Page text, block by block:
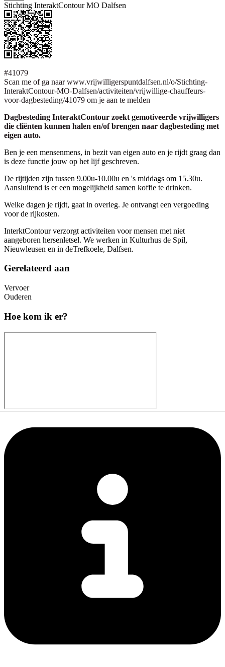
Stichting InteraktContour MO Dalfsen
#41079
Scan me of ga naar www.vrijwilligerspuntdalfsen.nl/o/Stichting-
InteraktContour-MO-Dalfsen/activiteiten/vrijwillige-chauffeurs-
voor-dagbesteding/41079 om je aan te melden
Dagbesteding InteraktContour zoekt gemotiveerde vrijwilligers
die cliënten kunnen halen en/of brengen naar dagbesteding met
eigen auto.
Ben je een mensenmens, in bezit van eigen auto en je rijdt graag dan
is deze functie jouw op het lijf geschreven.
De rijtijden zijn tussen 9.00u-10.00u en 's middags om 15.30u.
Aansluitend is er een mogelijkheid samen koffie te drinken.
Welke dagen je rijdt, gaat in overleg. Je ontvangt een vergoeding
voor de rijkosten.
InterktContour verzorgt activiteiten voor mensen met niet
aangeboren hersenletsel. We werken in Kulturhus de Spil,
Nieuwleusen en in deTrefkoele, Dalfsen.
Gerelateerd aan
Vervoer
Ouderen
Hoe kom ik er?